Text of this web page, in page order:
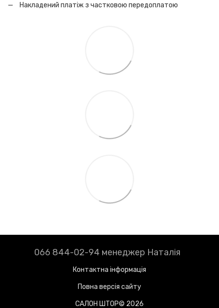
Накладений платіж з частковою передоплатою
066 844-02-94 менеджер Наталія
Контактна інформація
Повна версія сайту
САЛОН ШТОР© 2026